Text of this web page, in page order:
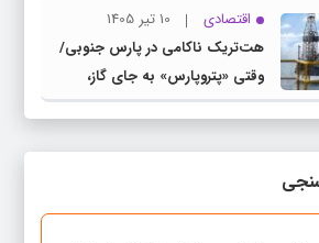
اقتصادی
10 تیر 1405
هت‌تریک ناکامی در پارس جنوبی/
وقتی «پتروپارس» به جای گاز،
«بحران» تولید می‌کند